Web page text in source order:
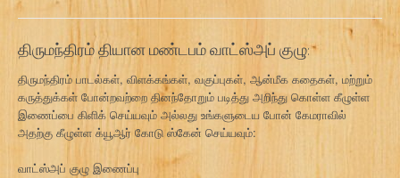
திருமந்திரம் தியான மண்டபம் வாட்ஸ்அப் குழு:
திருமந்திரம் பாடல்கள், விளக்கங்கள், வகுப்புகள், ஆன்மீக கதைகள், மற்றும்
கருத்துக்கள் போன்றவற்றை தினந்தோறும் படித்து அறிந்து கொள்ள கீழுள்ள
இணைப்பை கிளிக் செய்யவும் அல்லது உங்களுடைய போன் கேமராவில்
அதற்கு கீழுள்ள க்யூஆர் கோடு ஸ்கேன் செய்யவும்:
வாட்ஸ்அப் குழு இணைப்பு